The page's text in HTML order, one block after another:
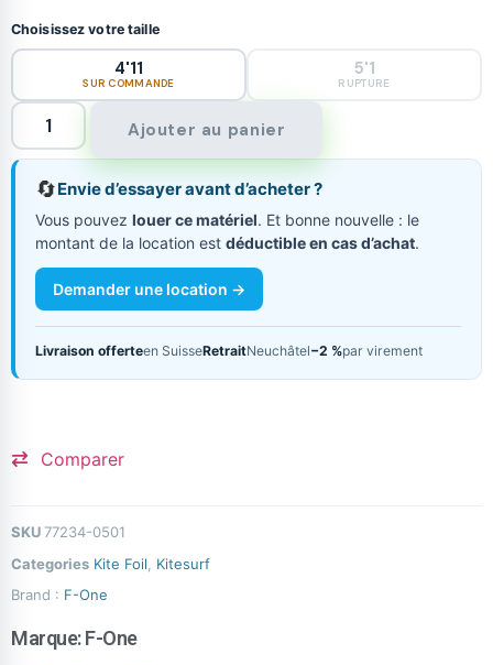
Choisissez votre taille
4'11
SUR COMMANDE
5'1
RUPTURE
Ajouter au panier
🔄Envie d’essayer avant d’acheter ?
Vous pouvez louer ce matériel. Et bonne nouvelle : le
montant de la location est déductible en cas d’achat.
Demander une location →
Livraison offerteen SuisseRetraitNeuchâtel−2 %par virement
Comparer
SKU 77234-0501
Categories Kite Foil
Kitesurf
Brand : F-One
Marque:F-One